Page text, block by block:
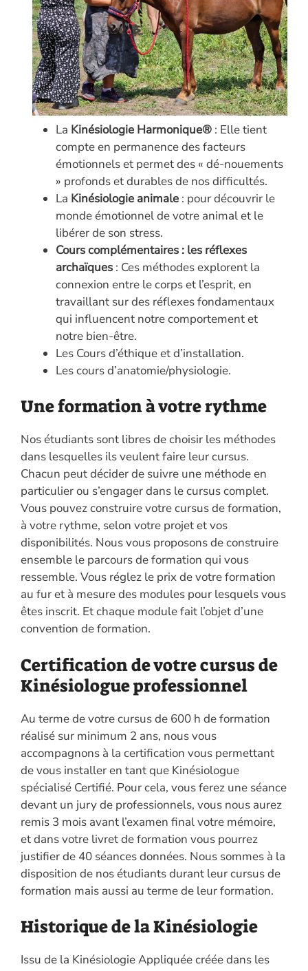
La Kinésiologie Harmonique® : Elle tient
compte en permanence des facteurs
émotionnels et permet des « dé-nouements
» profonds et durables de nos difficultés.
La Kinésiologie animale : pour découvrir le
monde émotionnel de votre animal et le
libérer de son stress.
Cours complémentaires : les réflexes
archaïques : Ces méthodes explorent la
connexion entre le corps et l’esprit, en
travaillant sur des réflexes fondamentaux
qui influencent notre comportement et
notre bien-être.
Les Cours d’éthique et d’installation.
Les cours d’anatomie/physiologie.
Une formation à votre rythme
Nos étudiants sont libres de choisir les méthodes
dans lesquelles ils veulent faire leur cursus.
Chacun peut décider de suivre une méthode en
particulier ou s’engager dans le cursus complet.
Vous pouvez construire votre cursus de formation,
à votre rythme, selon votre projet et vos
disponibilités. Nous vous proposons de construire
ensemble le parcours de formation qui vous
ressemble. Vous réglez le prix de votre formation
au fur et à mesure des modules pour lesquels vous
êtes inscrit. Et chaque module fait l’objet d’une
convention de formation.
Certification de votre cursus de
Kinésiologue professionnel
Au terme de votre cursus de 600 h de formation
réalisé sur minimum 2 ans, nous vous
accompagnons à la certification vous permettant
de vous installer en tant que Kinésiologue
spécialisé Certifié. Pour cela, vous ferez une séance
devant un jury de professionnels, vous nous aurez
remis 3 mois avant l’examen final votre mémoire,
et dans votre livret de formation vous pourrez
justifier de 40 séances données. Nous sommes à la
disposition de nos étudiants durant leur cursus de
formation mais aussi au terme de leur formation.
Historique de la Kinésiologie
Issu de la Kinésiologie Appliquée créée dans les